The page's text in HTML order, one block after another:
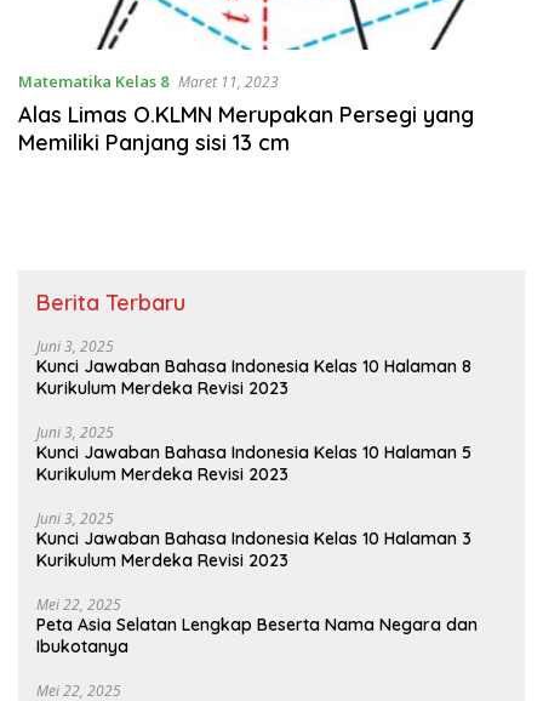
Matematika Kelas 8 Maret 11, 2023
Alas Limas O.KLMN Merupakan Persegi yang
Memiliki Panjang sisi 13 cm
Berita Terbaru
Juni 3, 2025
Kunci Jawaban Bahasa Indonesia Kelas 10 Halaman 8
Kurikulum Merdeka Revisi 2023
Juni 3, 2025
Kunci Jawaban Bahasa Indonesia Kelas 10 Halaman 5
Kurikulum Merdeka Revisi 2023
Juni 3, 2025
Kunci Jawaban Bahasa Indonesia Kelas 10 Halaman 3
Kurikulum Merdeka Revisi 2023
Mei 22, 2025
Peta Asia Selatan Lengkap Beserta Nama Negara dan
Ibukotanya
Mei 22, 2025